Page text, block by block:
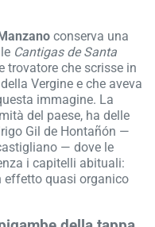
conserva una
Cantigas de Santa
che scrisse in
Vergine e che aveva
immagine. La
del paese, ha delle
Gil de Hontañón —
— dove le
i capitelli abituali:
effetto quasi organico